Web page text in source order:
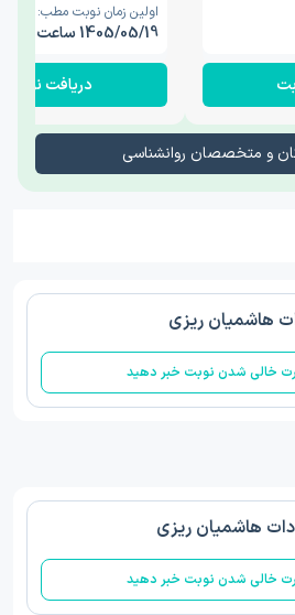
اولین زمان نوبت مطب:
1405/05/19 ساعت 15:00
دریافت نوبت
و متخصصان روانشناسی
هاشمیان ریزی
خالی شدن نوبت خبر دهید
هاشمیان ریزی
خالی شدن نوبت خبر دهید